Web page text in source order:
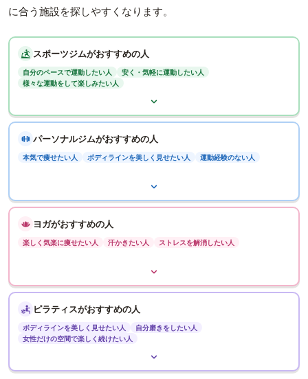
に合う施設を探しやすくなります。
スポーツジムがおすすめの人
自分のペースで運動したい人
安く・気軽に運動したい人
様々な運動をして楽しみたい人
パーソナルジムがおすすめの人
本気で痩せたい人 ボディラインを美しく見せたい人 運動経験のない人
ヨガがおすすめの人
楽しく気楽に痩せたい人 汗かきたい人 ストレスを解消したい人
ピラティスがおすすめの人
ボディラインを美しく見せたい人
自分磨きをしたい人
女性だけの空間で楽しく続けたい人